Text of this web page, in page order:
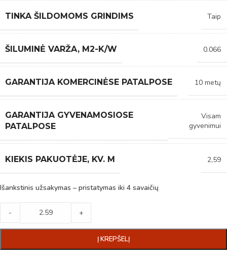
TINKA ŠILDOMOMS GRINDIMS Taip
ŠILUMINĖ VARŽA, M2-K/W 0.066
GARANTIJA KOMERCINĖSE PATALPOSE 10 metų
GARANTIJA GYVENAMOSIOSE
PATALPOSE
Visam
gyvenimui
KIEKIS PAKUOTĖJE, KV. M 2,59
Išankstinis užsakymas – pristatymas iki 4 savaičių
- +
Į KREPŠELĮ